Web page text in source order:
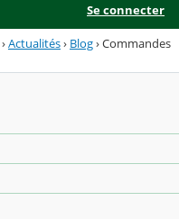
Se connecter
›Actualités› Blog›Commandes